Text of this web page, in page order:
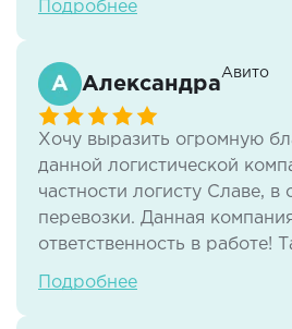
Подробнее
Александра
Авито
Хочу выразить огромную
данной логистической
частности логисту Славе, в
перевозки. Данная
ответственность в работе!
отгрузки были очень
Подробнее